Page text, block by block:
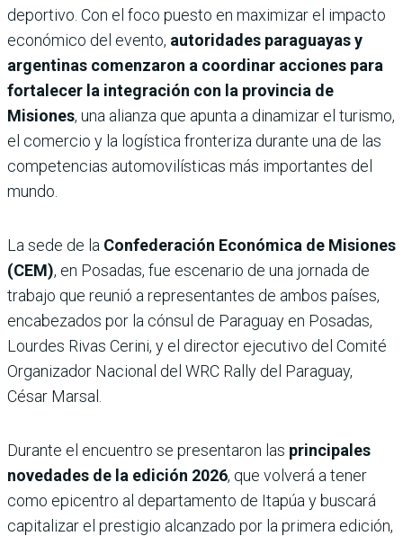
deportivo. Con el foco puesto en maximizar el impacto
económico del evento, autoridades paraguayas y
argentinas comenzaron a coordinar acciones para
fortalecer la integración con la provincia de
Misiones, una alianza que apunta a dinamizar el turismo,
el comercio y la logística fronteriza durante una de las
competencias automovilísticas más importantes del
mundo.
La sede de la Confederación Económica de Misiones
(CEM), en Posadas, fue escenario de una jornada de
trabajo que reunió a representantes de ambos países,
encabezados por la cónsul de Paraguay en Posadas,
Lourdes Rivas Cerini, y el director ejecutivo del Comité
Organizador Nacional del WRC Rally del Paraguay,
César Marsal.
Durante el encuentro se presentaron las principales
novedades de la edición 2026, que volverá a tener
como epicentro al departamento de Itapúa y buscará
capitalizar el prestigio alcanzado por la primera edición,